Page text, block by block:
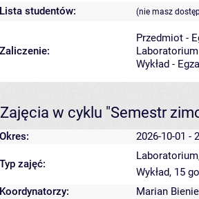
Lista studentów: (nie masz
Zaliczenie:
Przedmiot -
Wykład -
Zajęcia w cyklu "Semestr
Okres: 2026-10-01 -
Typ zajęć:
Wykład, 15
Koordynatorzy:
Marian